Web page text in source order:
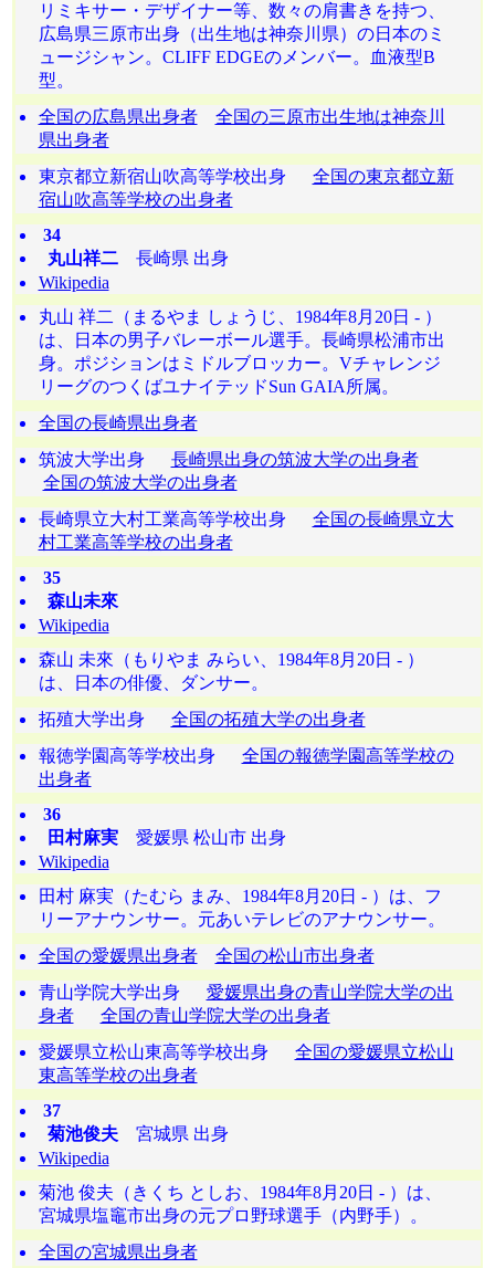
リミキサー・デザイナー等、数々の肩書きを持つ、
広島県三原市出身（出生地は神奈川県）の日本のミ
ュージシャン。CLIFF EDGEのメンバー。血液型B
型。
全国の広島県出身者
全国の三原市出生地は神奈川
県出身者
東京都立新宿山吹高等学校出身 全国の東京都立新
宿山吹高等学校の出身者
34
丸山祥二長崎県 出身
Wikipedia
丸山 祥二（まるやま しょうじ、1984年8月20日 - ）
は、日本の男子バレーボール選手。長崎県松浦市出
身。ポジションはミドルブロッカー。Vチャレンジ
リーグのつくばユナイテッドSun GAIA所属。
全国の長崎県出身者
筑波大学出身 長崎県出身の筑波大学の出身者
全国の筑波大学の出身者
長崎県立大村工業高等学校出身 全国の長崎県立大
村工業高等学校の出身者
35
森山未來
Wikipedia
森山 未來（もりやま みらい、1984年8月20日 - ）
は、日本の俳優、ダンサー。
拓殖大学出身 全国の拓殖大学の出身者
報徳学園高等学校出身 全国の報徳学園高等学校の
出身者
36
田村麻実愛媛県 松山市 出身
Wikipedia
田村 麻実（たむら まみ、1984年8月20日 - ）は、フ
リーアナウンサー。元あいテレビのアナウンサー。
全国の愛媛県出身者
全国の松山市出身者
青山学院大学出身 愛媛県出身の青山学院大学の出
身者
全国の青山学院大学の出身者
愛媛県立松山東高等学校出身 全国の愛媛県立松山
東高等学校の出身者
37
菊池俊夫宮城県 出身
Wikipedia
菊池 俊夫（きくち としお、1984年8月20日 - ）は、
宮城県塩竈市出身の元プロ野球選手（内野手）。
全国の宮城県出身者